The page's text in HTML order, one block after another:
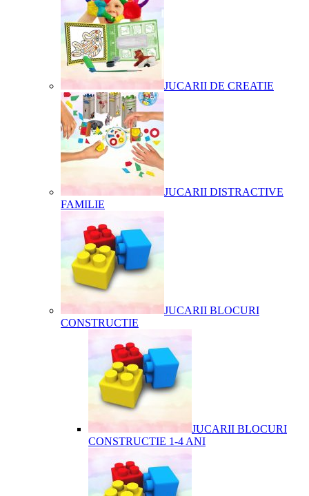
JUCARII DE CREATIE
JUCARII DISTRACTIVE
FAMILIE
JUCARII BLOCURI
CONSTRUCTIE
JUCARII BLOCURI
CONSTRUCTIE 1-4 ANI